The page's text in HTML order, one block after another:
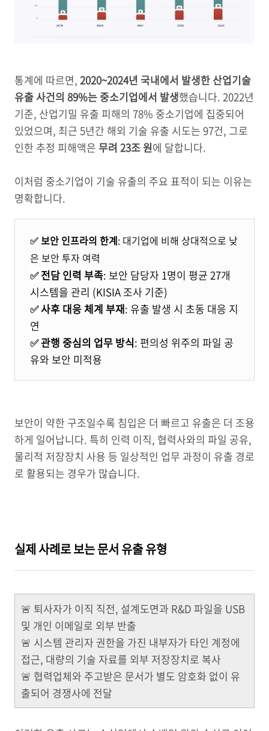
통계에 따르면, 2020~2024년 국내에서 발생한 산업기술
유출 사건의 89%는 중소기업에서 발생했습니다. 2022년
기준, 산업기밀 유출 피해의 78% 중소기업에 집중되어
있었으며, 최근 5년간 해외 기술 유출 시도는 97건, 그로
인한 추정 피해액은 무려 23조 원에 달합니다.
이처럼 중소기업이 기술 유출의 주요 표적이 되는 이유는
명확합니다.
✅보안 인프라의 한계: 대기업에 비해 상대적으로 낮
은 보안 투자 여력
✅ 전담 인력 부족: 보안 담당자 1명이 평균 27개
시스템을 관리 (KISIA 조사 기준)
✅사후 대응 체계 부재: 유출 발생 시 초동 대응 지
연
✅관행 중심의 업무 방식: 편의성 위주의 파일 공
유와 보안 미적용
보안이 약한 구조일수록 침입은 더 빠르고 유출은 더 조용
하게 일어납니다. 특히 인력 이직, 협력사와의 파일 공유,
물리적 저장장치 사용 등 일상적인 업무 과정이 유출 경로
로 활용되는 경우가 많습니다.
실제 사례로 보는 문서 유출 유형
🚨 퇴사자가 이직 직전, 설계도면과 R&D 파일을 USB
및 개인 이메일로 외부 반출
🚨 시스템 관리자 권한을 가진 내부자가 타인 계정에
접근, 대량의 기술 자료를 외부 저장장치로 복사
🚨 협력업체와 주고받은 문서가 별도 암호화 없이 유
출되어 경쟁사에 전달